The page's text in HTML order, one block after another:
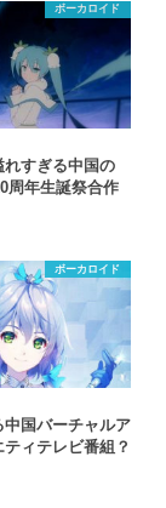
ボーカロイド
すぎる中国の
周年生誕祭合作
ボーカロイド
国バーチャルア
ィテレビ番組？